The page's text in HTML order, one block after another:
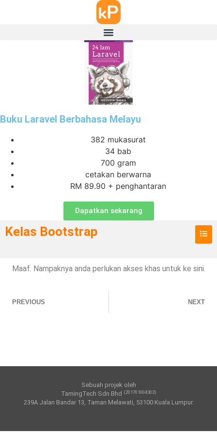
Buku Laravel Berbahasa Melayu
382 mukasurat
34 bab
700 gram
cetakan berwarna
RM 89.90 + penghantaran
Dapatkan sekarang
Kelas Bootstrap
Maaf. Nampaknya anda perlukan akses khas untuk ke sini.
PREVIOUS NEXT
Sebuah projek oleh
TamingTech Sdn Bhd (201701004303)
239A Jalan Bandar 13, Taman Melawati, 53100 Kuala Lumpur.